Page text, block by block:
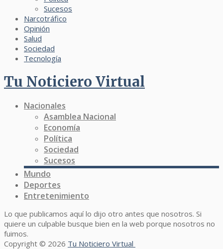
Sucesos
Narcotráfico
Opinión
Salud
Sociedad
Tecnología
Tu Noticiero Virtual
Nacionales
Asamblea Nacional
Economía
Política
Sociedad
Sucesos
Mundo
Deportes
Entretenimiento
Lo que publicamos aquí lo dijo otro antes que nosotros. Si
quiere un culpable busque bien en la web porque nosotros no
fuimos.
Copyright © 2026 Tu Noticiero Virtual